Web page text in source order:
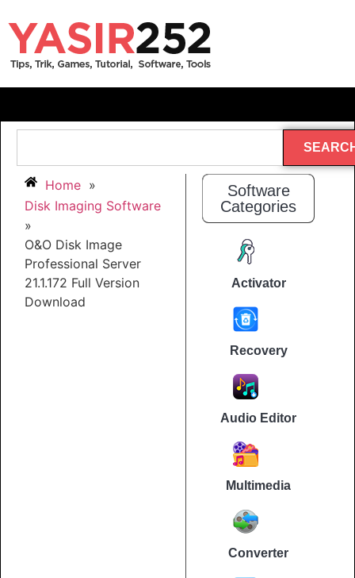
Home »
Disk Imaging Software
»
O&O Disk Image
Professional Server
21.1.172 Full Version
Download
Software
Categories
Activator
Recovery
Audio Editor
Multimedia
Converter